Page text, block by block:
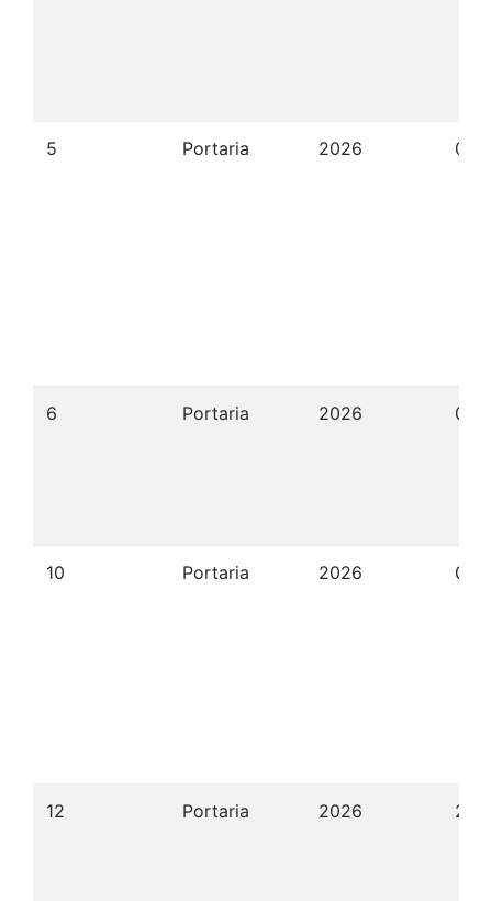
5 Portaria 2026 07/
6 Portaria 2026 07/
10 Portaria 2026 09/
12 Portaria 2026 22/